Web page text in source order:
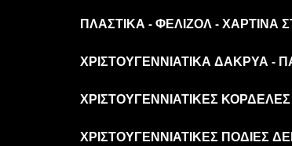
ΠΛΑΣΤΙΚΆ - ΦΕΛΙΖΌΛ - ΧΆΡΤΙΝΑ
ΧΡΙΣΤΟΥΓΕΝΝΙΆΤΙΚΑ ΔΆΚΡΥΑ -
ΧΡΙΣΤΟΥΓΕΝΝΙΆΤΙΚΕΣ
ΧΡΙΣΤΟΥΓΕΝΝΙΆΤΙΚΕΣ ΠΟΔΙΈΣ